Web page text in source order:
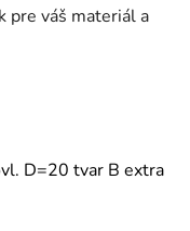
pre váš materiál a
D=20 tvar B extra